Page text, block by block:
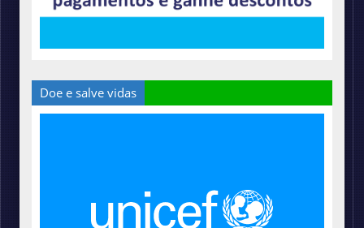
Doe e salve vidas